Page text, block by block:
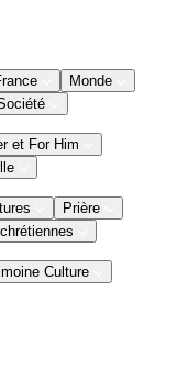
Monde
et For Him
Prière
Culture